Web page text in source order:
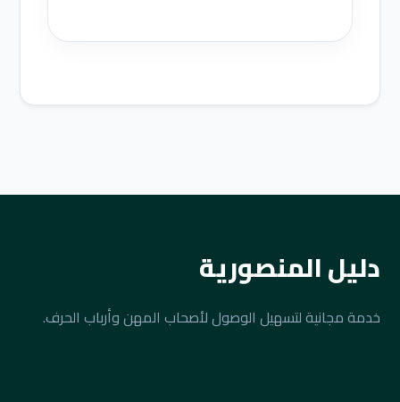
دليل المنصورية
خدمة مجانية لتسهيل الوصول لأصحاب المهن وأرباب الحرف.